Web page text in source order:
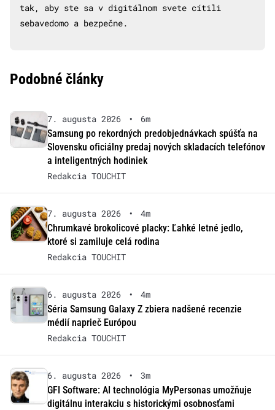
tak, aby ste sa v digitálnom svete cítili
sebavedomo a bezpečne.
Podobné články
7. augusta 2026 •
6m
Samsung po rekordných predobjednávkach spúšťa na
Slovensku oficiálny predaj nových skladacích telefónov
a inteligentných hodiniek
Redakcia TOUCHIT
7. augusta 2026 •
4m
Chrumkavé brokolicové placky: Ľahké letné jedlo,
ktoré si zamiluje celá rodina
Redakcia TOUCHIT
6. augusta 2026 •
4m
Séria Samsung Galaxy Z zbiera nadšené recenzie
médií naprieč Európou
Redakcia TOUCHIT
6. augusta 2026 •
3m
GFI Software: AI technológia MyPersonas umožňuje
digitálnu interakciu s historickými osobnosťami